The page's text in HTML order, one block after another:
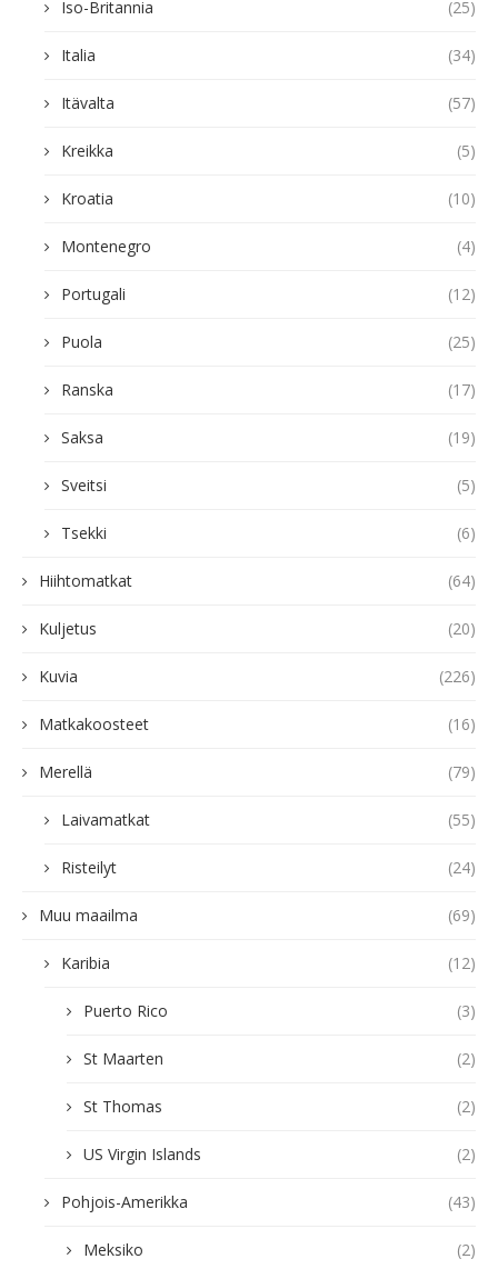
Iso-Britannia (25)
Italia (34)
Itävalta (57)
Kreikka (5)
Kroatia (10)
Montenegro (4)
Portugali (12)
Puola (25)
Ranska (17)
Saksa (19)
Sveitsi (5)
Tsekki (6)
Hiihtomatkat (64)
Kuljetus (20)
Kuvia (226)
Matkakoosteet (16)
Merellä (79)
Laivamatkat (55)
Risteilyt (24)
Muu maailma (69)
Karibia (12)
Puerto Rico (3)
St Maarten (2)
St Thomas (2)
US Virgin Islands (2)
Pohjois-Amerikka (43)
Meksiko (2)